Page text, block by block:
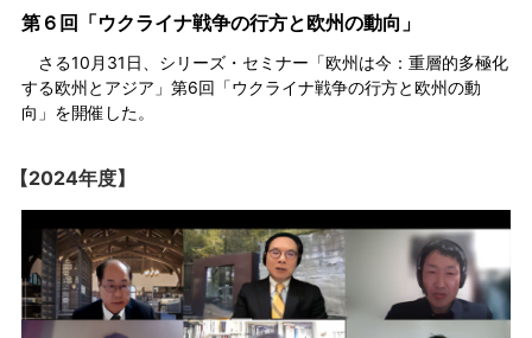
第６回「ウクライナ戦争の行方と欧州の動向」
さる10月31日、シリーズ・セミナー「欧州は今：重層的多極化
する欧州とアジア」第6回「ウクライナ戦争の行方と欧州の動
向」を開催した。
【2024年度】